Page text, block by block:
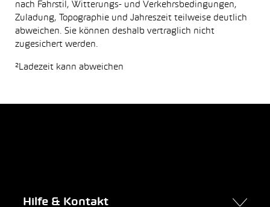
nach Fahrstil, Witterungs- und Verkehrsbedingungen,
Zuladung, Topographie und Jahreszeit teilweise deutlich
abweichen. Sie können deshalb vertraglich nicht
zugesichert werden.
²Ladezeit kann abweichen
Hilfe & Kontakt